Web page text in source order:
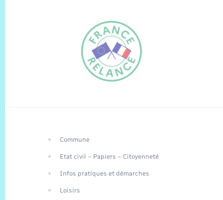
Traduction du
EN
Commune
Etat civil – Papiers – Citoyenneté
Infos pratiques et démarches
Loisirs